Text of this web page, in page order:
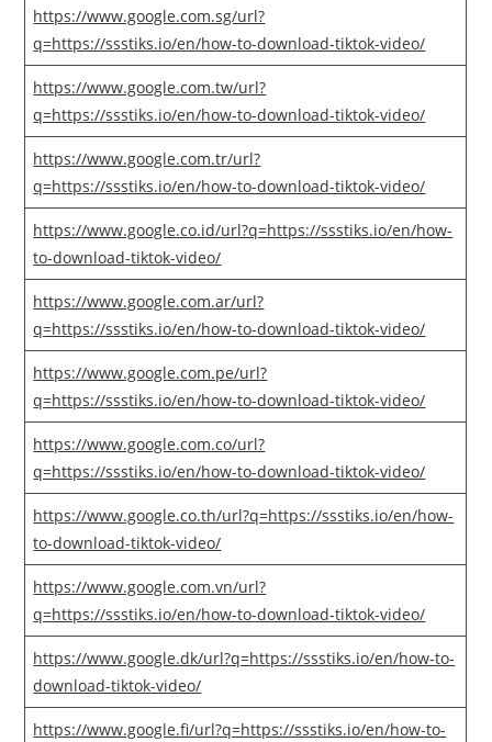
https://www.google.com.sg/url?
q=https://ssstiks.io/en/how-to-download-tiktok-video/
https://www.google.com.tw/url?
q=https://ssstiks.io/en/how-to-download-tiktok-video/
https://www.google.com.tr/url?
q=https://ssstiks.io/en/how-to-download-tiktok-video/
https://www.google.co.id/url?q=https://ssstiks.io/en/how-
to-download-tiktok-video/
https://www.google.com.ar/url?
q=https://ssstiks.io/en/how-to-download-tiktok-video/
https://www.google.com.pe/url?
q=https://ssstiks.io/en/how-to-download-tiktok-video/
https://www.google.com.co/url?
q=https://ssstiks.io/en/how-to-download-tiktok-video/
https://www.google.co.th/url?q=https://ssstiks.io/en/how-
to-download-tiktok-video/
https://www.google.com.vn/url?
q=https://ssstiks.io/en/how-to-download-tiktok-video/
https://www.google.dk/url?q=https://ssstiks.io/en/how-to-
download-tiktok-video/
https://www.google.fi/url?q=https://ssstiks.io/en/how-to-